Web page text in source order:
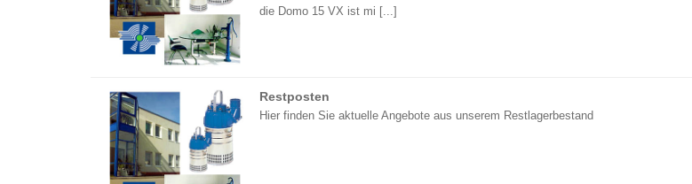
die Domo 15 VX ist mi [...]
Restposten
Hier finden Sie aktuelle Angebote aus unserem Restlagerbestand